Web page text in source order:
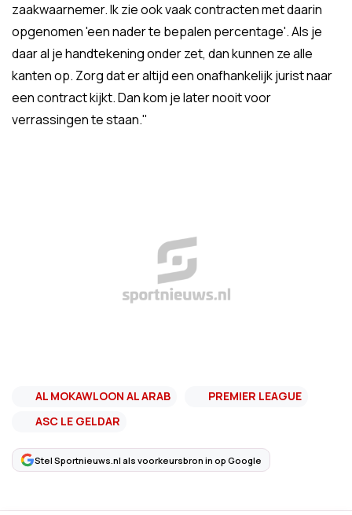
zaakwaarnemer. Ik zie ook vaak contracten met daarin
opgenomen 'een nader te bepalen percentage'. Als je
daar al je handtekening onder zet, dan kunnen ze alle
kanten op. Zorg dat er altijd een onafhankelijk jurist naar
een contract kijkt. Dan kom je later nooit voor
verrassingen te staan."
AL MOKAWLOON AL ARAB
PREMIER LEAGUE
ASC LE GELDAR
Stel Sportnieuws.nl als voorkeursbron in op Google